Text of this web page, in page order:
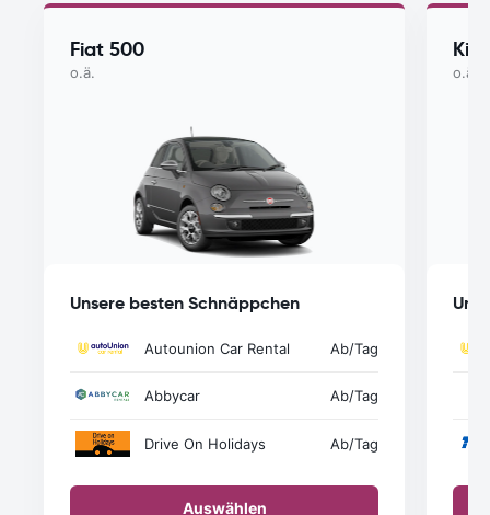
Fiat 500
o.ä.
Unsere besten Schnäppchen
Autounion Car Rental Ab/Tag
Abbycar Ab/Tag
Drive On Holidays Ab/Tag
Auswählen
Kia
o.ä.